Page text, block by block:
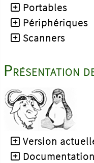
Portables
Périphériques
Scanners
Présentation
Version
Documentation